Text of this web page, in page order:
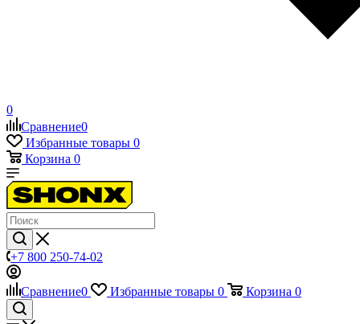
0
Сравнение0
Избранные товары 0
Корзина 0
+7 800 250-74-02
Сравнение0 Избранные товары 0 Корзина 0